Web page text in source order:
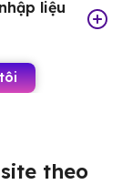
liệu
theo